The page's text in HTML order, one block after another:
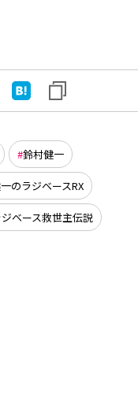
鈴村健一
のラジベースRX
ベース救世主伝説